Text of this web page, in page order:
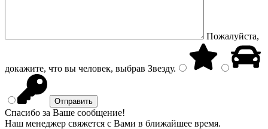
Пожалуйста,
докажите, что вы человек, выбрав Звезду.
Спасибо за Ваше сообщение!
Наш менеджер свяжется с Вами в ближайшее время.